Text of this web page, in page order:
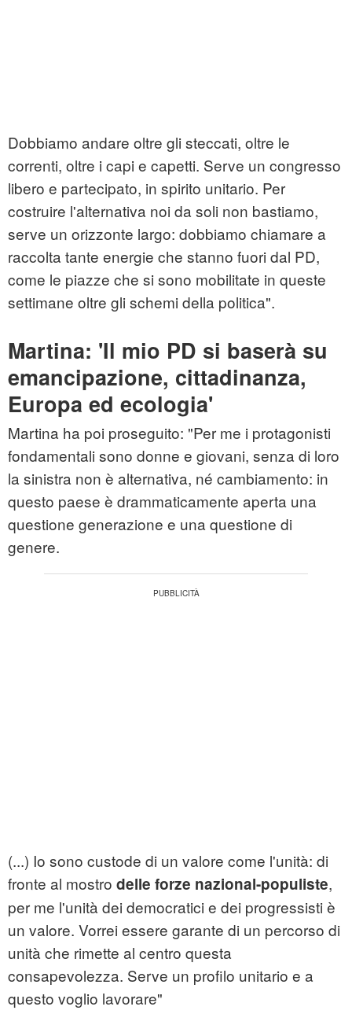
Dobbiamo andare oltre gli steccati, oltre le
correnti, oltre i capi e capetti. Serve un congresso
libero e partecipato, in spirito unitario. Per
costruire l'alternativa noi da soli non bastiamo,
serve un orizzonte largo: dobbiamo chiamare a
raccolta tante energie che stanno fuori dal PD,
come le piazze che si sono mobilitate in queste
settimane oltre gli schemi della politica".
Martina: 'Il mio PD si baserà su
emancipazione, cittadinanza,
Europa ed ecologia'
Martina ha poi proseguito: "Per me i protagonisti
fondamentali sono donne e giovani, senza di loro
la sinistra non è alternativa, né cambiamento: in
questo paese è drammaticamente aperta una
questione generazione e una questione di
genere.
(...) Io sono custode di un valore come l'unità: di
fronte al mostro delle forze nazional-populiste,
per me l'unità dei democratici e dei progressisti è
un valore. Vorrei essere garante di un percorso di
unità che rimette al centro questa
consapevolezza. Serve un profilo unitario e a
questo voglio lavorare"